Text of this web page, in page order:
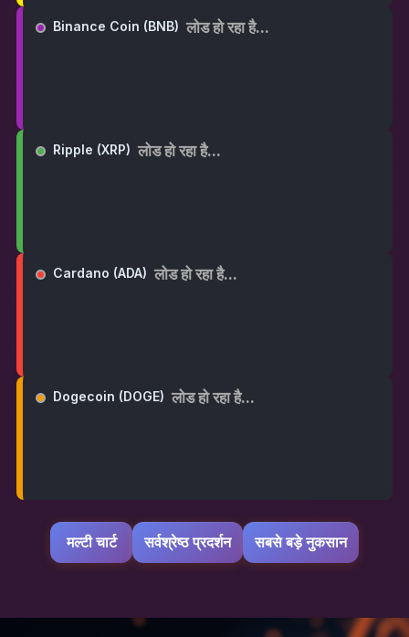
Binance Coin (BNB) लोड हो रहा है...
Ripple (XRP) लोड हो रहा है...
Cardano (ADA) लोड हो रहा है...
Dogecoin (DOGE) लोड हो रहा है...
मल्टी चार्ट सर्वश्रेष्ठ प्रदर्शन सबसे बड़े नुकसान